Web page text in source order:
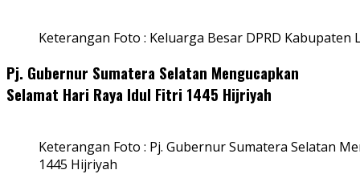
Keterangan Foto : Keluarga Besar DPRD
Pj. Gubernur Sumatera Selatan Mengucapkan
Selamat Hari Raya Idul Fitri 1445 Hijriyah
Keterangan Foto : Pj. Gubernur Sumatera Selatan
1445 Hijriyah